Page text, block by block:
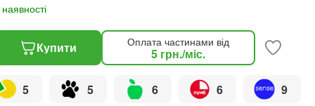
Купити Оплата частинами від
5 грн./міс.
5 5 6 6 9